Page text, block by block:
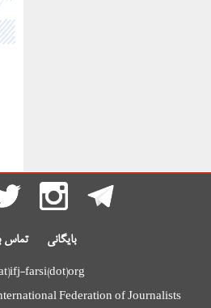
بایگانی تماس
farsi(dot)org
Federation of Journalists